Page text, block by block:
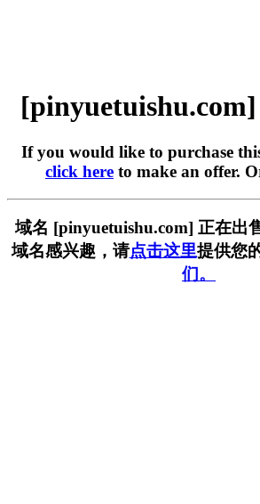
If you would like to purchase
click here to make an offer.
域名 [pinyuetuishu.com] 正在出
域名感兴趣，请点击这里提供您
们。